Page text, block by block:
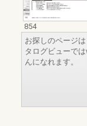
854
お探しのページ
タログビューで
んになれます。